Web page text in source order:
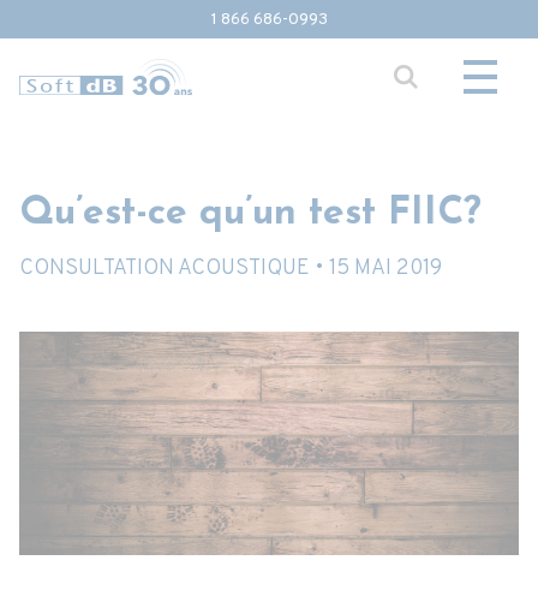
1 866 686-0993
Qu’est-ce qu’un test FIIC?
CONSULTATION ACOUSTIQUE • 15 MAI 2019